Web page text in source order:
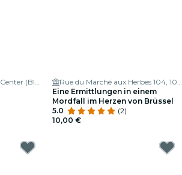
Brussels Indoor Games Center (BIGc) 🕹
Rue du Marché aux Herbes 104, 1000 Bruxelles, Belgium
Eine Ermittlungen in einem
Mordfall im Herzen von Brüssel
5.0
(2)
10,00 €